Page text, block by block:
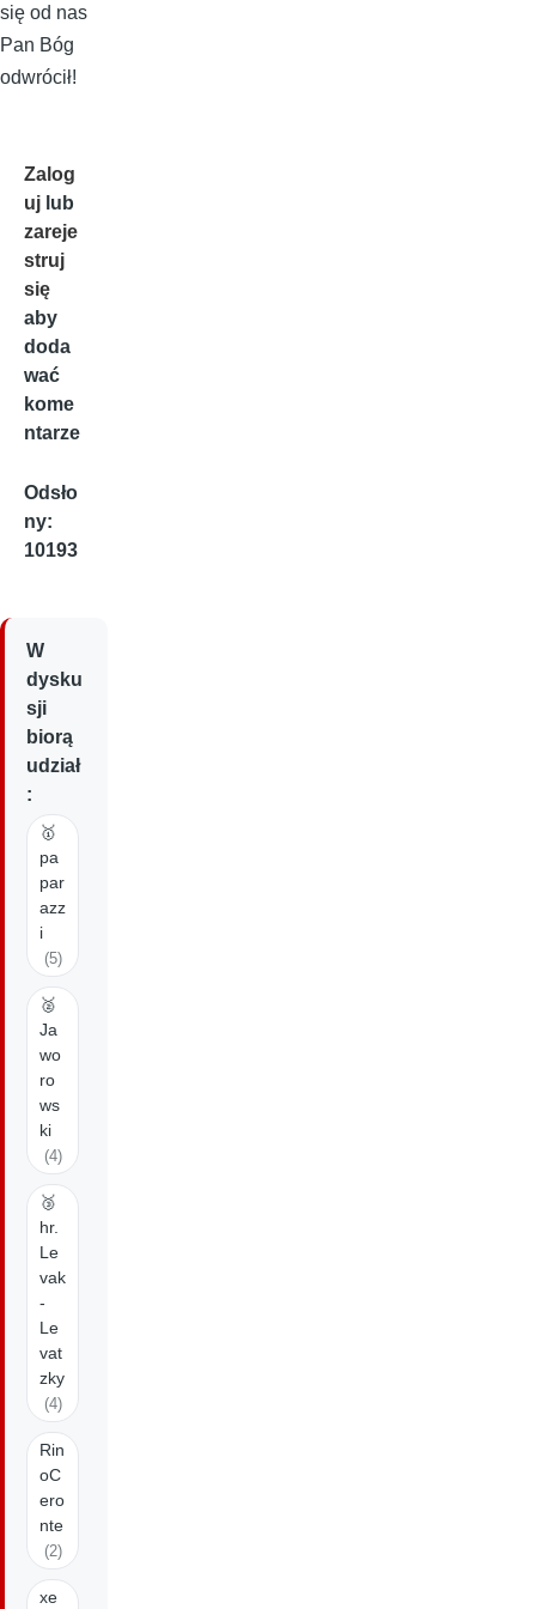
się od nas
Pan Bóg
odwrócił!
Zalog
uj lub
zareje
struj
się
aby
doda
wać
kome
ntarze
Odsło
ny:
10193
W
dysku
sji
biorą
udział
:
🥇
pa
par
azz
i
(5)
🥈
Ja
wo
ro
ws
ki
(4)
🥉
hr.
Le
vak
-
Le
vat
zky
(4)
Rin
oC
ero
nte
(2)
xe